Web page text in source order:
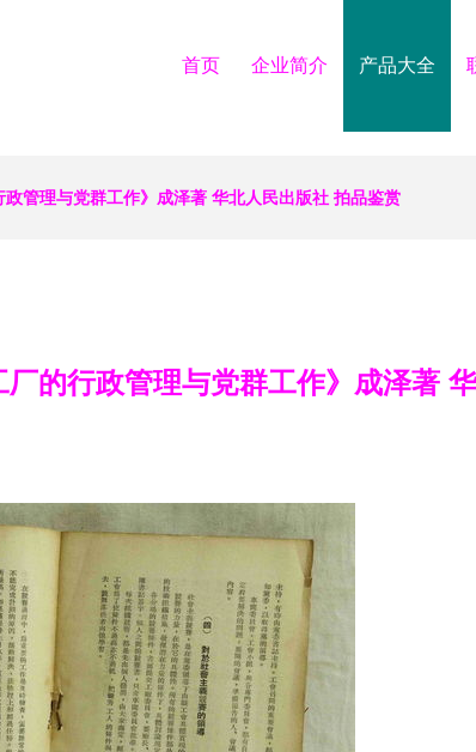
首页 企业简介 产品大全
管理与党群工作》成泽著 华北人民出版社 拍品鉴赏
的行政管理与党群工作》成泽著